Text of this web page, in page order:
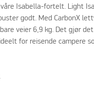
Isabella-fortelt. Light
godt. Med CarbonX
veier 6,9 kg. Det gjør
for reisende campere